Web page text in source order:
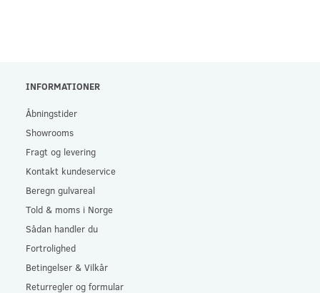
INFORMATIONER
Åbningstider
Showrooms
Fragt og levering
Kontakt kundeservice
Beregn gulvareal
Told & moms i Norge
Sådan handler du
Fortrolighed
Betingelser & Vilkår
Returregler og formular